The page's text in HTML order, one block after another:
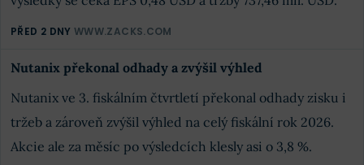
PŘED 2 DNY WWW.ZACKS.COM
Nutanix překonal odhady a zvýšil výhled
Nutanix ve 3. fiskálním čtvrtletí překonal odhady zisku i
tržeb a zároveň zvýšil výhled na celý fiskální rok 2026.
Akcie ale za měsíc po výsledcích klesly asi o 3,8 %.